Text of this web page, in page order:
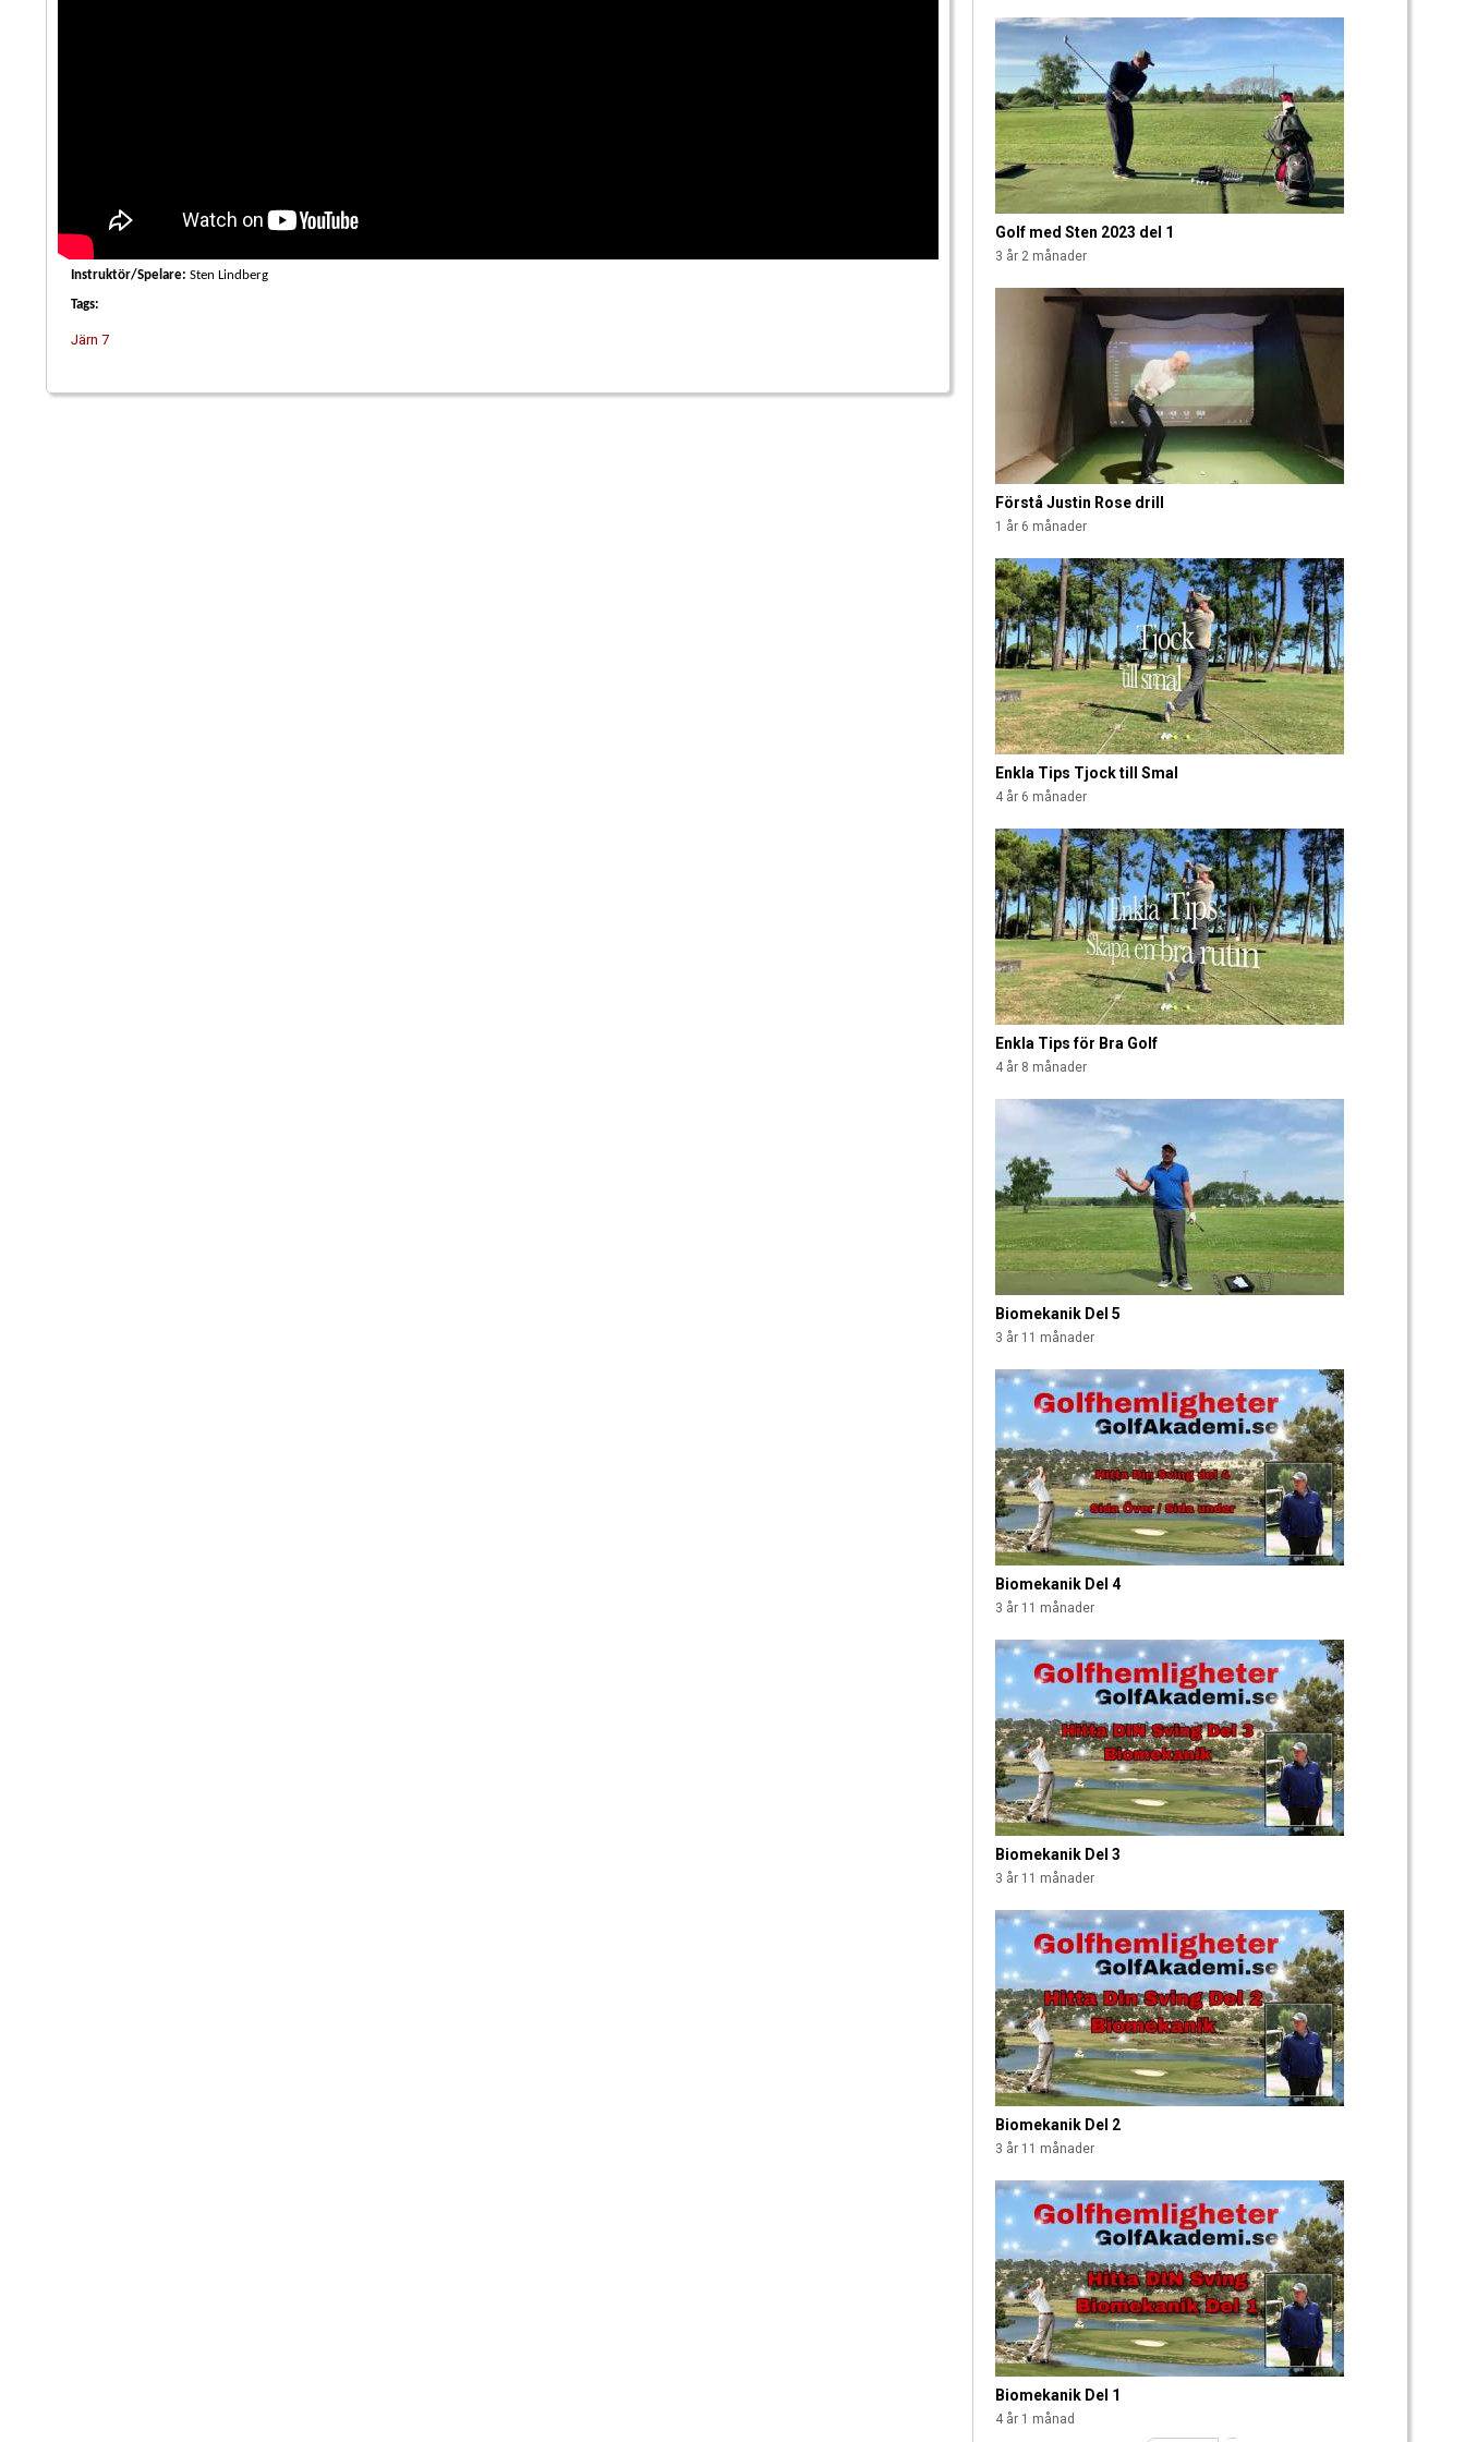
Instruktör/Spelare: Sten Lindberg
Tags:
Järn 7
Golf med Sten 2023 del 1
3 år 2 månader
Förstå Justin Rose drill
1 år 6 månader
Enkla Tips Tjock till Smal
4 år 6 månader
Enkla Tips för Bra Golf
4 år 8 månader
Biomekanik Del 5
3 år 11 månader
Biomekanik Del 4
3 år 11 månader
Biomekanik Del 3
3 år 11 månader
Biomekanik Del 2
3 år 11 månader
Biomekanik Del 1
4 år 1 månad